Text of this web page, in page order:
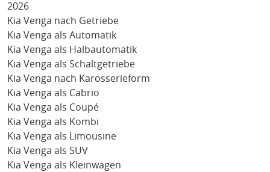
2026
Kia Venga nach Getriebe
Kia Venga als Automatik
Kia Venga als Halbautomatik
Kia Venga als Schaltgetriebe
Kia Venga nach Karosserieform
Kia Venga als Cabrio
Kia Venga als Coupé
Kia Venga als Kombi
Kia Venga als Limousine
Kia Venga als SUV
Kia Venga als Kleinwagen